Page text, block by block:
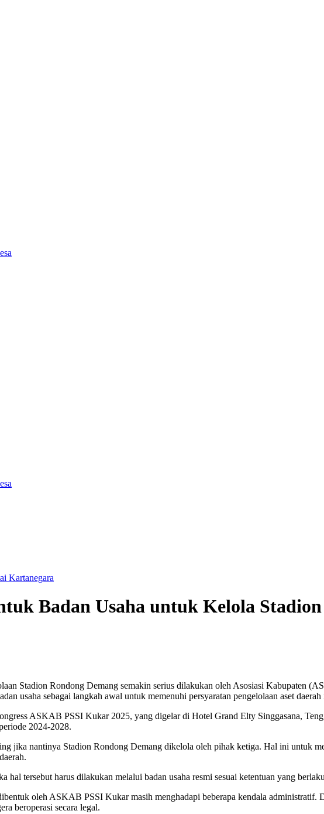
Kartanegara
Badan Usaha untuk Kelola
Stadion Rondong Demang semakin serius dilakukan oleh Asosiasi Kabupaten
usaha sebagai langkah awal untuk memenuhi persyaratan pengelolaan aset daerah
ASKAB PSSI Kukar 2025, yang digelar di Hotel Grand Elty Singgasana,
2024-2028.
jika nantinya Stadion Rondong Demang dikelola oleh pihak ketiga. Hal ini untuk
hal tersebut harus dilakukan melalui badan usaha resmi sesuai ketentuan yang
oleh ASKAB PSSI Kukar masih menghadapi beberapa kendala administratif.
beroperasi secara legal.